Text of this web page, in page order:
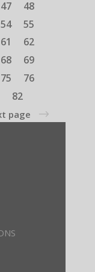
47
48
54
55
61
62
68
69
75
76
82
page